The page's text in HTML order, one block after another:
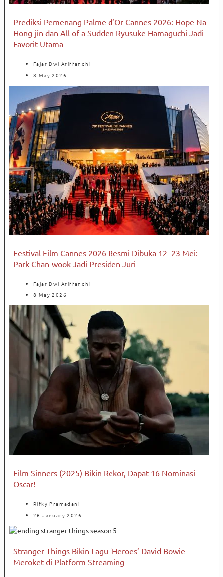
Prediksi Pemenang Palme d’Or Cannes 2026: Hope Na
Hong-jin dan All of a Sudden Ryusuke Hamaguchi Jadi
Favorit Utama
Fajar Dwi Ariffandhi
8 May 2026
Festival Film Cannes 2026 Resmi Dibuka 12–23 Mei:
Park Chan-wook Jadi Presiden Juri
Fajar Dwi Ariffandhi
8 May 2026
Film Sinners (2025) Bikin Rekor, Dapat 16 Nominasi
Oscar!
Rifky Pramadani
26 January 2026
Stranger Things Bikin Lagu ‘Heroes’ David Bowie
Meroket di Platform Streaming